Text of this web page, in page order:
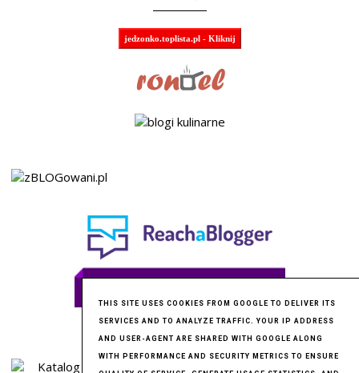
jedzonko.toplista.pl - Kliknij
THIS SITE USES COOKIES FROM GOOGLE TO DELIVER ITS
SERVICES AND TO ANALYZE TRAFFIC. YOUR IP ADDRESS
AND USER-AGENT ARE SHARED WITH GOOGLE ALONG
WITH PERFORMANCE AND SECURITY METRICS TO ENSURE